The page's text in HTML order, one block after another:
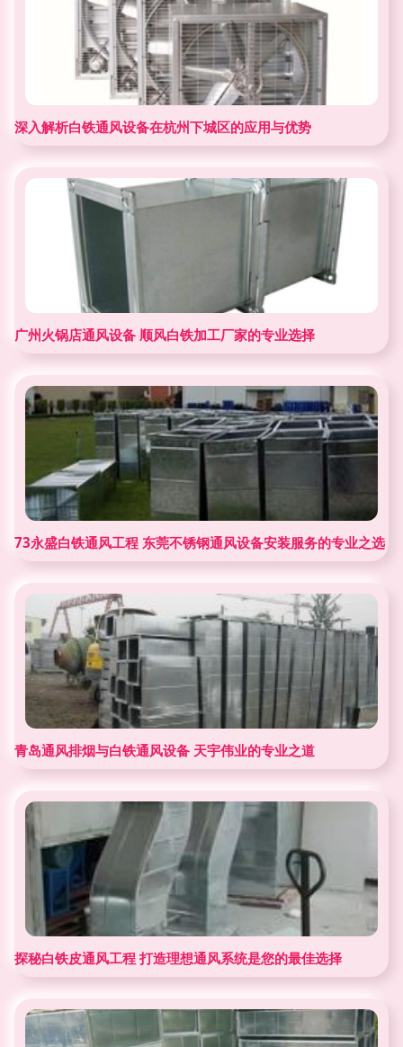
深入解析白铁通风设备在杭州下城区的应用与优势
广州火锅店通风设备 顺风白铁加工厂家的专业选择
73永盛白铁通风工程 东莞不锈钢通风设备安装服务的专业之选
青岛通风排烟与白铁通风设备 天宇伟业的专业之道
探秘白铁皮通风工程 打造理想通风系统是您的最佳选择